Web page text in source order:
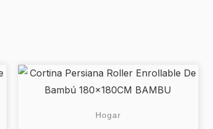
Hogar